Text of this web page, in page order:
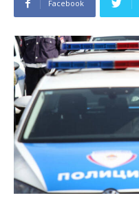
Facebook